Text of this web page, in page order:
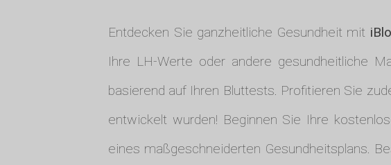
Entdecken Sie ganzheitliche Gesundheit mit
Ihre LH-Werte oder andere gesundheitliche
basierend auf Ihren Bluttests. Profitieren Sie
entwickelt wurden! Beginnen Sie Ihre
eines maßgeschneiderten Gesundheitsplans.